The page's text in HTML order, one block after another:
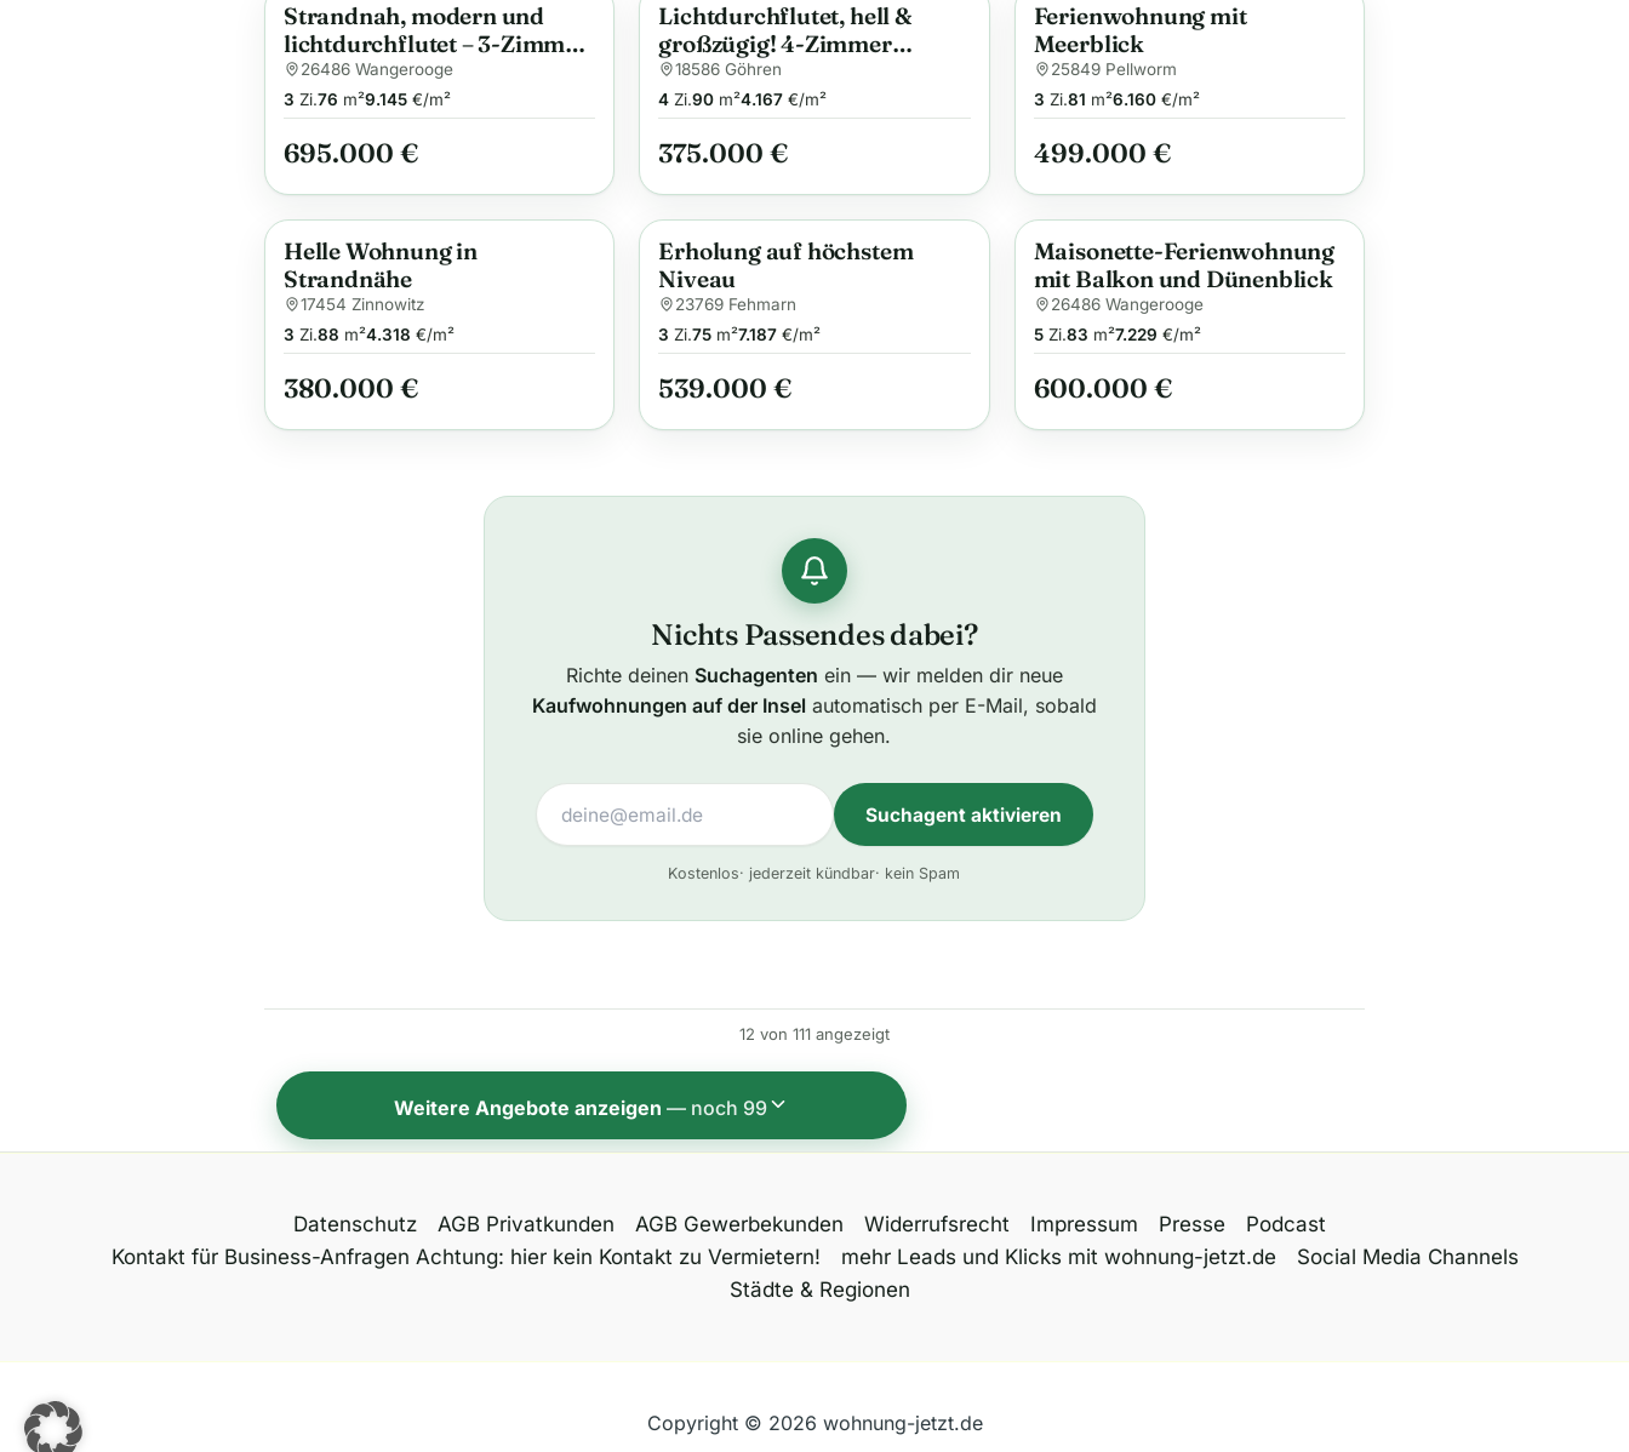
Anzeige
Strandnah, modern und
lichtdurchflutet – 3-Zimmer
Wohnung in der Villa Verdi
26486 Wangerooge
3 Zi.76 m²9.145 €/m²
695.000 €
Anzeige
Lichtdurchflutet, hell &
großzügig! 4-Zimmer
Ferienwohnung mit
Meerblick
18586 Göhren
4 Zi.90 m²4.167 €/m²
375.000 €
Anzeige
Ferienwohnung mit
Meerblick
25849 Pellworm
3 Zi.81 m²6.160€/m²
499.000 €
Anzeige
Helle Wohnung in
Strandnähe
17454 Zinnowitz
3 Zi.88 m²4.318 €/m²
380.000 €
Anzeige
Erholung auf höchstem
Niveau
23769 Fehmarn
3 Zi.75 m²7.187 €/m²
539.000 €
Anzeige
Maisonette-Ferienwohnung
mit Balkon und Dünenblick
26486 Wangerooge
5Zi.83 m²7.229 €/m²
600.000 €
Nichts Passendes dabei?
Richte deinen Suchagenten ein — wir melden dir neue
Kaufwohnungen auf der Inselautomatisch per E-Mail, sobald
sie online gehen.
Suchagent aktivieren
t
n
v
:
Kostenlos· jederzeit kündbar· kein Spam
12 von 111 angezeigt
Weitere Angebote anzeigen— noch 99
Datenschutz AGB Privatkunden AGB Gewerbekunden Widerrufsrecht Impressum Presse
Podcast
Kontakt für Business-Anfragen Achtung: hier kein Kontakt zu Vermietern!
mehr Leads und Klicks mit wohnung-jetzt.de
Social Media Channels
Städte & Regionen
Copyright © 2026 wohnung-jetzt.de